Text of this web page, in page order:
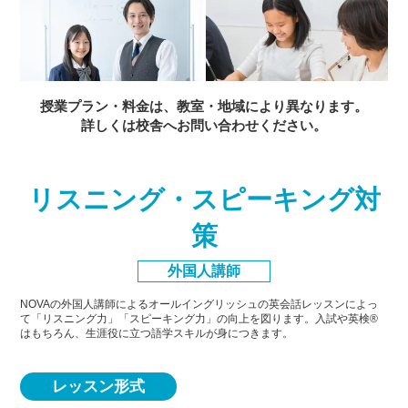
授業プラン・料金は、教室・地域により異なります。
詳しくは校舎へお問い合わせください。
リスニング・スピーキング対
策
外国人講師
NOVAの外国人講師によるオールイングリッシュの英会話レッスンによっ
て「リスニング力」「スピーキング力」の向上を図ります。入試や英検®
はもちろん、生涯役に立つ語学スキルが身につきます。
レッスン形式